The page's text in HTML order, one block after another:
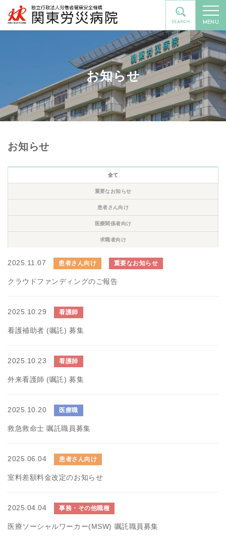
MENU
お知らせ
お知らせ
全て
重要なお知らせ
患者さん向け
医療関係者向け
求職者向け
2025.11.07 患者さん向け 重要なお知らせ
クラウドファンディングのご報告
2025.10.29 看護師
看護補助者 (嘱託) 募集
2025.10.23 看護師
外来看護師 (嘱託) 募集
2025.10.20 医療職
救急救命士 嘱託職員募集
2025.06.04 患者さん向け
室料差額料金改定のお知らせ
2025.04.04 事務・その他職種
医療ソーシャルワーカー(MSW) 嘱託職員募集